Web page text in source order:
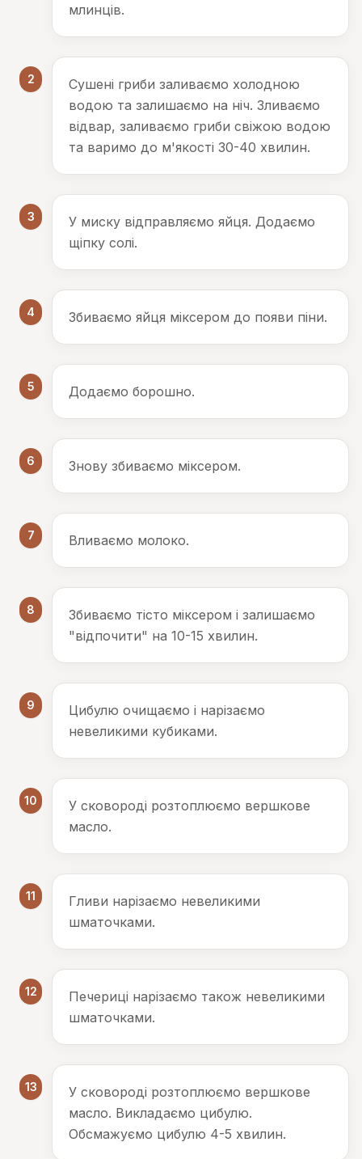
млинців.
2
Сушені гриби заливаємо холодною
водою та залишаємо на ніч. Зливаємо
відвар, заливаємо гриби свіжою водою
та варимо до м'якості 30-40 хвилин.
3
У миску відправляємо яйця. Додаємо
щіпку солі.
4 Збиваємо яйця міксером до появи піни.
5 Додаємо борошно.
6 Знову збиваємо міксером.
7 Вливаємо молоко.
8
Збиваємо тісто міксером і залишаємо
"відпочити" на 10-15 хвилин.
9
Цибулю очищаємо і нарізаємо
невеликими кубиками.
10
У сковороді розтоплюємо вершкове
масло.
11
Гливи нарізаємо невеликими
шматочками.
12
Печериці нарізаємо також невеликими
шматочками.
13
У сковороді розтоплюємо вершкове
масло. Викладаємо цибулю.
Обсмажуємо цибулю 4-5 хвилин.